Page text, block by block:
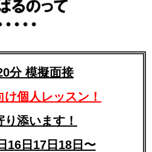
分 模擬面接
個人レッスン！
添います！
16日17日18日〜